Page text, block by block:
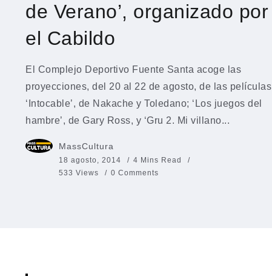
de Verano’, organizado por
el Cabildo
El Complejo Deportivo Fuente Santa acoge las
proyecciones, del 20 al 22 de agosto, de las películas
‘Intocable’, de Nakache y Toledano; ‘Los juegos del
hambre’, de Gary Ross, y ‘Gru 2. Mi villano...
MassCultura
18 agosto, 2014
4 Mins Read
533 Views
0 Comments